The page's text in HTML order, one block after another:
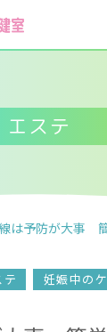
エステ
は予防が大事
テ 妊娠中の